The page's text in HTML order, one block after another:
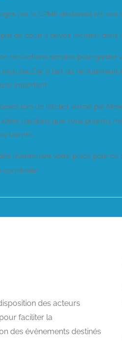
par la CPME déclarent
de court à devoir recruter dans
des actions simples pour garder
si l’art du
important.
lors de l’atelier animé par
d’actions que vous pourrez
talents.
maintenant votre place pour
conviviale.
des acteurs
faciliter la
des évènements destinés